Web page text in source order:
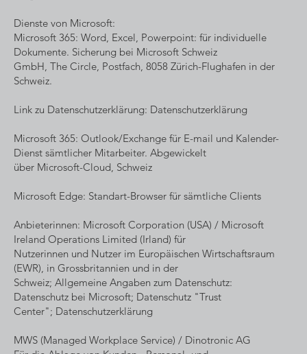
Dienste von Microsoft:
Microsoft 365: Word, Excel, Powerpoint: für individuelle
Dokumente. Sicherung bei Microsoft Schweiz
GmbH, The Circle​, Postfach​, 8058 Zürich-Flughafen in der
Schweiz.
Link zu Datenschutzerklärung: Datenschutzerklärung
Microsoft 365: Outlook/Exchange für E-mail und Kalender-
Dienst sämtlicher Mitarbeiter. Abgewickelt
über Microsoft-Cloud, Schweiz
Microsoft Edge: Standart-Browser für sämtliche Clients
Anbieterinnen: Microsoft Corporation (USA) / Microsoft
Ireland Operations Limited (Irland) für
Nutzerinnen und Nutzer im Europäischen Wirtschaftsraum
(EWR), in Grossbritannien und in der
Schweiz; Allgemeine Angaben zum Datenschutz:
Datenschutz bei Microsoft; Datenschutz "Trust
Center"; Datenschutzerklärung
MWS (Managed Workplace Service) / Dinotronic AG